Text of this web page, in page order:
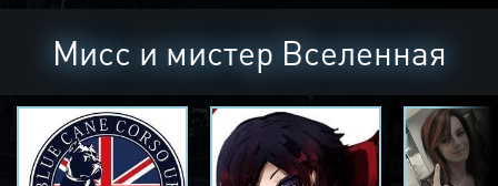
Мисс и мистер Вселенная